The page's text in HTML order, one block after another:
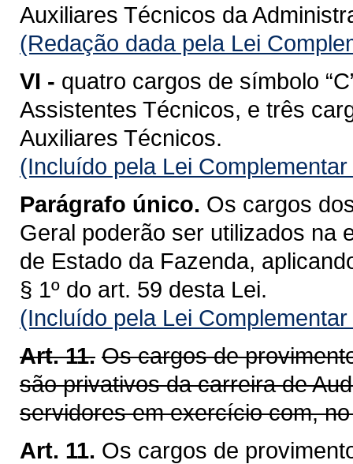
Auxiliares Técnicos da
(Redação dada pela Lei
VI - quatro cargos de símbolo
Assistentes Técnicos, e três
Auxiliares Técnicos.
(Incluído pela Lei
Parágrafo único. Os cargos
Geral poderão ser utilizados na
de Estado da Fazenda,
§ 1º do art. 59 desta Lei.
(Incluído pela Lei
Art. 11. Os cargos de
são privativos da carreira de
servidores em exercício com,
Art. 11. Os cargos de